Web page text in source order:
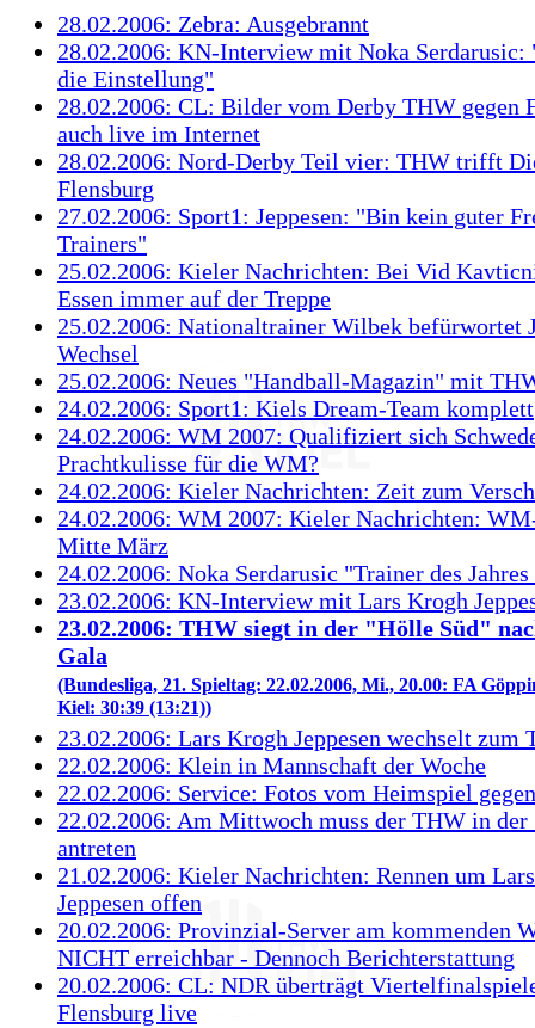
28.02.2006: Zebra: Ausgebrannt
28.02.2006: KN-Interview mit Noka
die Einstellung"
28.02.2006: CL: Bilder vom Derby THW gegen
auch live im Internet
28.02.2006: Nord-Derby Teil vier: THW trifft
Flensburg
27.02.2006: Sport1: Jeppesen: "Bin kein guter
Trainers"
25.02.2006: Kieler Nachrichten: Bei Vid
Essen immer auf der Treppe
25.02.2006: Nationaltrainer Wilbek befürwortet
Wechsel
25.02.2006: Neues "Handball-Magazin" mit
24.02.2006: Sport1: Kiels Dream-Team komplett
24.02.2006: WM 2007: Qualifiziert sich
Prachtkulisse für die WM?
24.02.2006: Kieler Nachrichten: Zeit zum
24.02.2006: WM 2007: Kieler Nachrichten:
Mitte März
24.02.2006: Noka Serdarusic "Trainer des
23.02.2006: KN-Interview mit Lars Krogh
23.02.2006: THW siegt in der "Hölle Süd"
Gala
(Bundesliga, 21. Spieltag: 22.02.2006, Mi., 20.00: FA
Kiel: 30:39 (13:21))
23.02.2006: Lars Krogh Jeppesen wechselt zum
22.02.2006: Klein in Mannschaft der Woche
22.02.2006: Service: Fotos vom Heimspiel
22.02.2006: Am Mittwoch muss der THW in
antreten
21.02.2006: Kieler Nachrichten: Rennen um
Jeppesen offen
20.02.2006: Provinzial-Server am kommenden
NICHT erreichbar - Dennoch Berichterstattung
20.02.2006: CL: NDR überträgt
Flensburg live